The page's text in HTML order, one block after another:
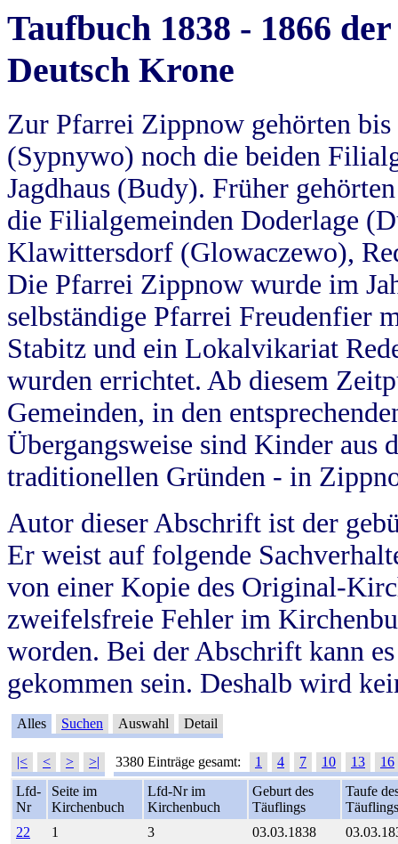
Taufbuch 1838 - 1866
Deutsch Krone
Zur Pfarrei Zippnow gehörten
(Sypnywo) noch die beiden
Jagdhaus (Budy). Früher
die Filialgemeinden Doderlage
Klawittersdorf (Glowaczewo),
Die Pfarrei Zippnow wurde im
selbständige Pfarrei Freudenfier
Stabitz und ein Lokalvikariat
wurden errichtet. Ab diesem
Gemeinden, in den
Übergangsweise sind Kinder aus
traditionellen Gründen - in
Autor dieser Abschrift ist der
Er weist auf folgende
von einer Kopie des Original-
zweifelsfreie Fehler im
worden. Bei der Abschrift kann
gekommen sein. Deshalb wird
Alles Suchen Auswahl Detail
|< < > >| 3380 Einträge gesamt: 1 4 7 10 13
16
Lfd-
Nr
Seite im
Kirchenbuch
Lfd-Nr im
Kirchenbuch
Geburt des
Täuflings
Taufe
Täuflings
22
1 3 03.03.1838